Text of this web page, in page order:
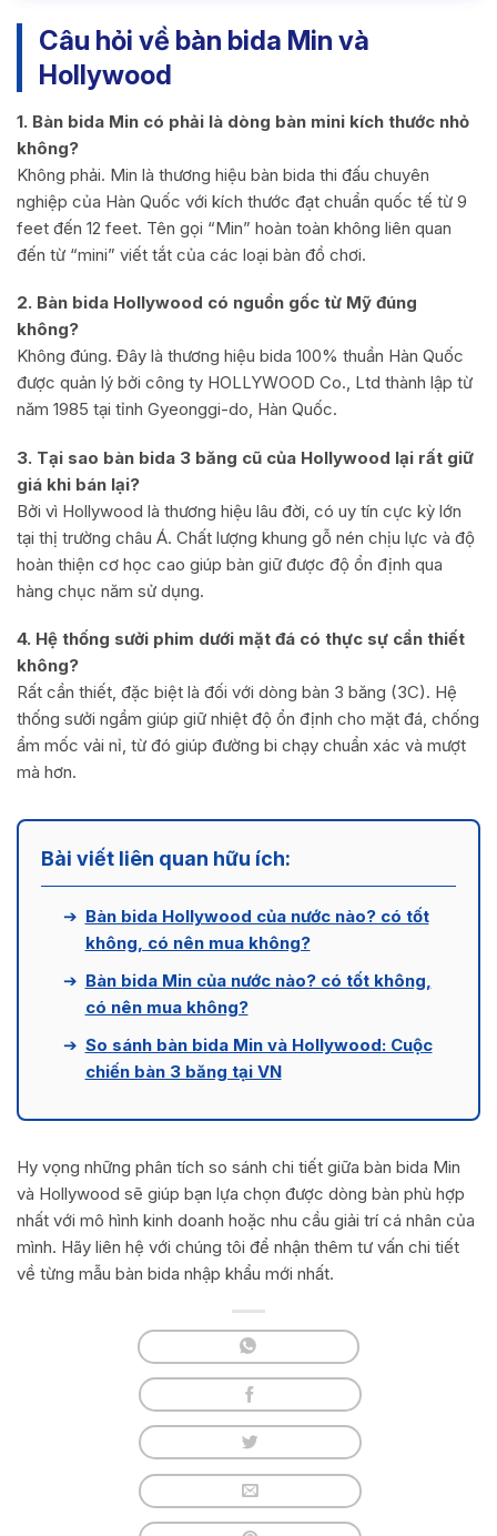
Câu hỏi về bàn bida Min và
Hollywood
1. Bàn bida Min có phải là dòng bàn mini kích thước nhỏ
không?
Không phải. Min là thương hiệu bàn bida thi đấu chuyên
nghiệp của Hàn Quốc với kích thước đạt chuẩn quốc tế từ 9
feet đến 12 feet. Tên gọi “Min” hoàn toàn không liên quan
đến từ “mini” viết tắt của các loại bàn đồ chơi.
2. Bàn bida Hollywood có nguồn gốc từ Mỹ đúng
không?
Không đúng. Đây là thương hiệu bida 100% thuần Hàn Quốc
được quản lý bởi công ty HOLLYWOOD Co., Ltd thành lập từ
năm 1985 tại tỉnh Gyeonggi-do, Hàn Quốc.
3. Tại sao bàn bida 3 băng cũ của Hollywood lại rất giữ
giá khi bán lại?
Bởi vì Hollywood là thương hiệu lâu đời, có uy tín cực kỳ lớn
tại thị trường châu Á. Chất lượng khung gỗ nén chịu lực và độ
hoàn thiện cơ học cao giúp bàn giữ được độ ổn định qua
hàng chục năm sử dụng.
4. Hệ thống sưởi phim dưới mặt đá có thực sự cần thiết
không?
Rất cần thiết, đặc biệt là đối với dòng bàn 3 băng (3C). Hệ
thống sưởi ngầm giúp giữ nhiệt độ ổn định cho mặt đá, chống
ẩm mốc vải nỉ, từ đó giúp đường bi chạy chuẩn xác và mượt
mà hơn.
Bài viết liên quan hữu ích:
➔ Bàn bida Hollywood của nước nào? có tốt
không, có nên mua không?
➔ Bàn bida Min của nước nào? có tốt không,
có nên mua không?
➔ So sánh bàn bida Min và Hollywood: Cuộc
chiến bàn 3 băng tại VN
Hy vọng những phân tích so sánh chi tiết giữa bàn bida Min
và Hollywood sẽ giúp bạn lựa chọn được dòng bàn phù hợp
nhất với mô hình kinh doanh hoặc nhu cầu giải trí cá nhân của
mình. Hãy liên hệ với chúng tôi để nhận thêm tư vấn chi tiết
về từng mẫu bàn bida nhập khẩu mới nhất.